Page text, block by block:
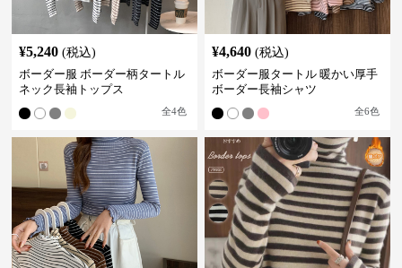
¥5,240 (税込)
ボーダー服 ボーダー柄タートル
ネック長袖トップス
全4色
¥4,640 (税込)
ボーダー服タートル 暖かい厚手
ボーダー長袖シャツ
全6色